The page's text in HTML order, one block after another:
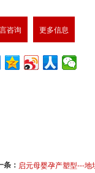
咨询 更多信息
条：